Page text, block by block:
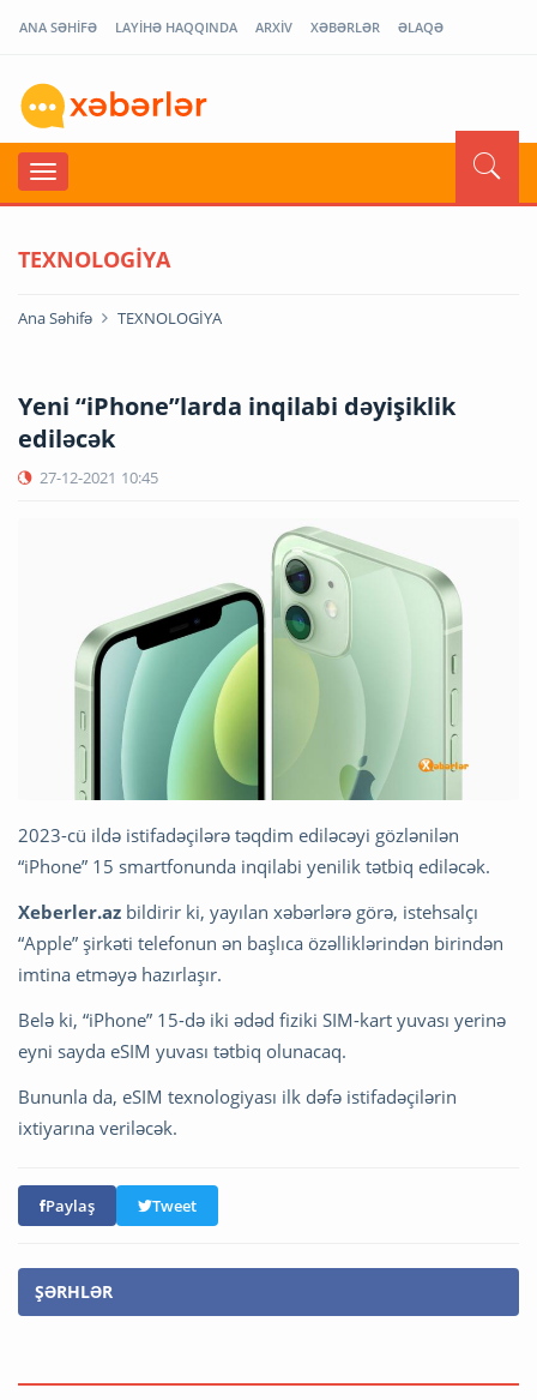
ANA SƏHİFƏ LAYİHƏ HAQQINDA ARXİV XƏBƏRLƏR ƏLAQƏ
TEXNOLOGİYA
Ana Səhifə TEXNOLOGİYA
Yeni “iPhone”larda inqilabi dəyişiklik
ediləcək
27-12-2021 10:45
2023-cü ildə istifadəçilərə təqdim ediləcəyi gözlənilən
“iPhone” 15 smartfonunda inqilabi yenilik tətbiq ediləcək.
Xeberler.az bildirir ki, yayılan xəbərlərə görə, istehsalçı
“Apple” şirkəti telefonun ən başlıca özəlliklərindən birindən
imtina etməyə hazırlaşır.
Belə ki, “iPhone” 15-də iki ədəd fiziki SIM-kart yuvası yerinə
eyni sayda eSIM yuvası tətbiq olunacaq.
Bununla da, eSIM texnologiyası ilk dəfə istifadəçilərin
ixtiyarına veriləcək.
Paylaş Tweet
ŞƏRHLƏR